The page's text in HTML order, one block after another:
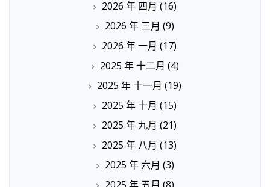
2026 年 四月 (16)
2026 年 三月 (9)
2026 年 一月 (17)
2025 年 十二月 (4)
2025 年 十一月 (19)
2025 年 十月 (15)
2025 年 九月 (21)
2025 年 八月 (13)
2025 年 六月 (3)